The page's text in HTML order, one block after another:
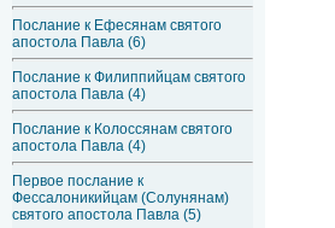
Послание к Ефесянам святого
апостола Павла (6)
Послание к Филиппийцам святого
апостола Павла (4)
Послание к Колоссянам святого
апостола Павла (4)
Первое послание к
Фессалоникийцам (Солунянам)
святого апостола Павла (5)